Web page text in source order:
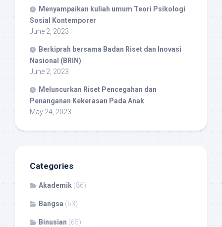
Menyampaikan kuliah umum Teori Psikologi
Sosial Kontemporer
June 2, 2023
Berkiprah bersama Badan Riset dan Inovasi
Nasional (BRIN)
June 2, 2023
Meluncurkan Riset Pencegahan dan
Penanganan Kekerasan Pada Anak
May 24, 2023
Categories
Akademik (86)
Bangsa (63)
Binusian (65)